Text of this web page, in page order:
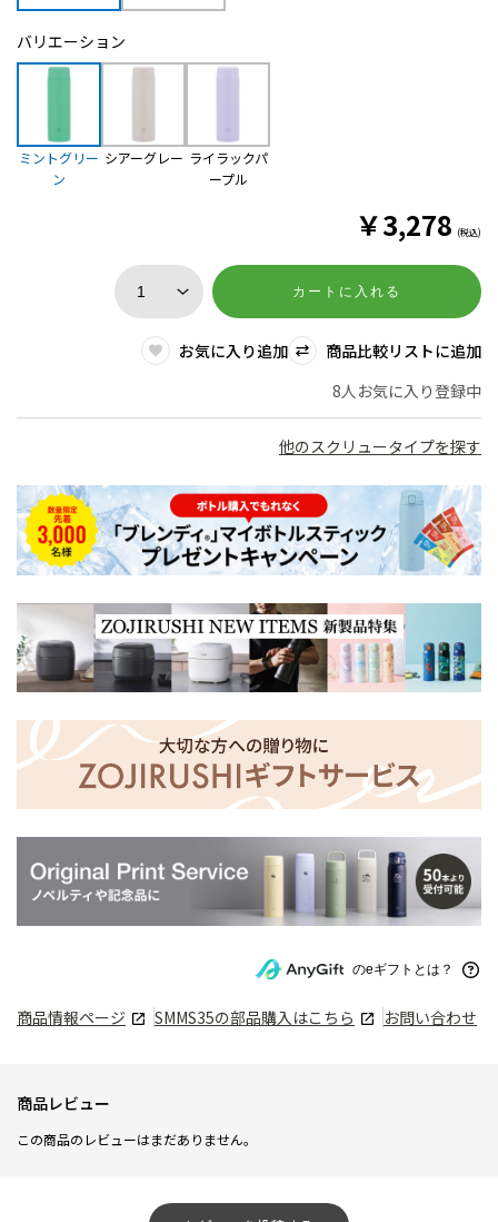
バリエーション
ミントグリー
ン
シアーグレー ライラックパ
ープル
￥3,278 (税込)
カートに入れる
お気に入り追加
商品比較リストに追加
8人お気に入り登録中
他のスクリュータイプを探す
のeギフトとは？
商品情報ページ SMMS35の部品購入はこちら お問い合わせ
商品レビュー
この商品のレビューはまだありません。